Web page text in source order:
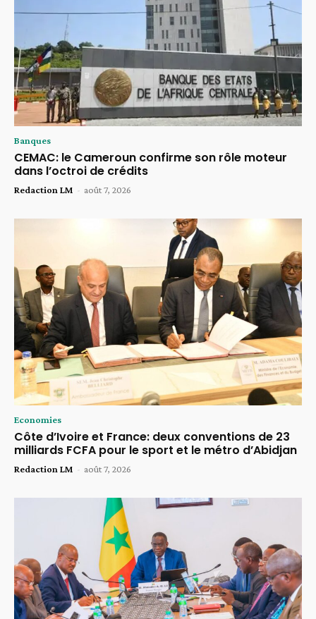
Banques
CEMAC: le Cameroun confirme son rôle moteur
dans l’octroi de crédits
Redaction LM - août 7, 2026
Economies
Côte d’Ivoire et France: deux conventions de 23
milliards FCFA pour le sport et le métro d’Abidjan
Redaction LM - août 7, 2026